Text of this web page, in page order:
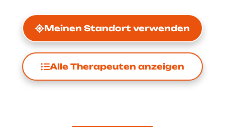
Meinen Standort verwenden
Alle Therapeuten anzeigen